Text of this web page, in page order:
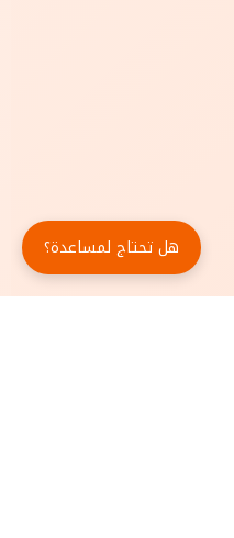
هل تحتاج لمساعدة؟